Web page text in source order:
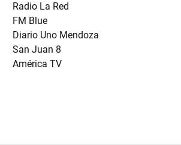
Radio La Red
FM Blue
Diario Uno Mendoza
San Juan 8
América TV